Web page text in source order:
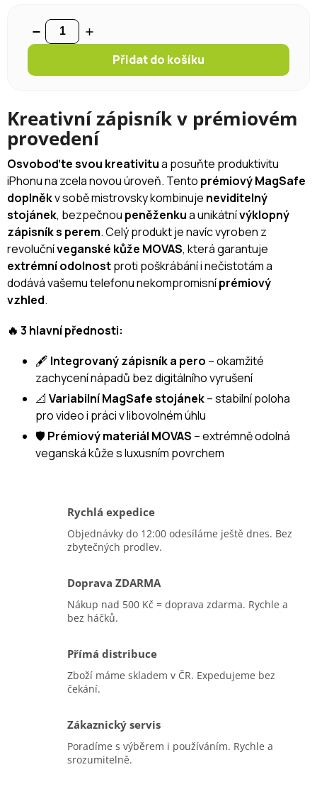
Přidat do košíku
Kreativní zápisník v prémiovém
provedení
Osvoboďte svou kreativitua posuňte produktivitu
iPhonu na zcela novou úroveň. Tento prémiový MagSafe
doplněkv sobě mistrovsky kombinuje neviditelný
stojánek, bezpečnou peněženkua unikátnívýklopný
zápisník s perem. Celý produkt je navíc vyroben z
revolučníveganské kůže MOVAS, která garantuje
extrémní odolnostproti poškrábání i nečistotám a
dodává vašemu telefonu nekompromisníprémiový
vzhled.
🔥 3 hlavní přednosti:
🖋️ Integrovaný zápisník a pero – okamžité
zachycení nápadů bez digitálního vyrušení
📐 Variabilní MagSafe stojánek– stabilní poloha
pro video i práci v libovolném úhlu
🛡️ Prémiový materiál MOVAS – extrémně odolná
veganská kůže s luxusním povrchem
Rychlá expedice
Objednávky do 12:00 odesíláme ještě dnes. Bez
zbytečných prodlev.
Doprava ZDARMA
Nákup nad 500 Kč = doprava zdarma. Rychle a
bez háčků.
Přímá distribuce
Zboží máme skladem v ČR. Expedujeme bez
čekání.
Zákaznický servis
Poradíme s výběrem i používáním. Rychle a
srozumitelně.